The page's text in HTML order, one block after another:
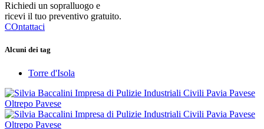
Richiedi un sopralluogo e
ricevi il tuo preventivo gratuito.
COntattaci
Alcuni dei tag
Torre d'Isola